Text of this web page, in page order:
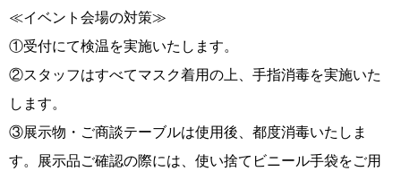
≪イベント会場の対策≫
①受付にて検温を実施いたします。
②スタッフはすべてマスク着用の上、手指消毒を実施いた
します。
③展示物・ご商談テーブルは使用後、都度消毒いたしま
す。展示品ご確認の際には、使い捨てビニール手袋をご用